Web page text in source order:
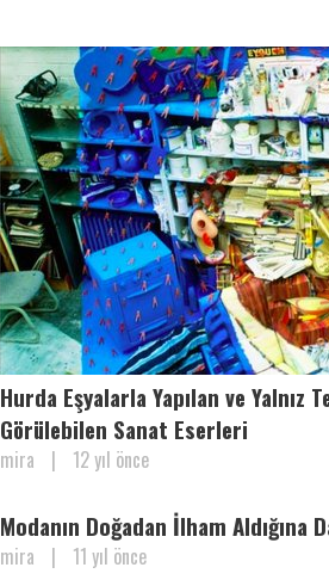
Hurda Eşyalarla Yapılan ve Yalnız
Görülebilen Sanat Eserleri
mira | 12 yıl önce
Modanın Doğadan İlham Aldığına
mira | 11 yıl önce